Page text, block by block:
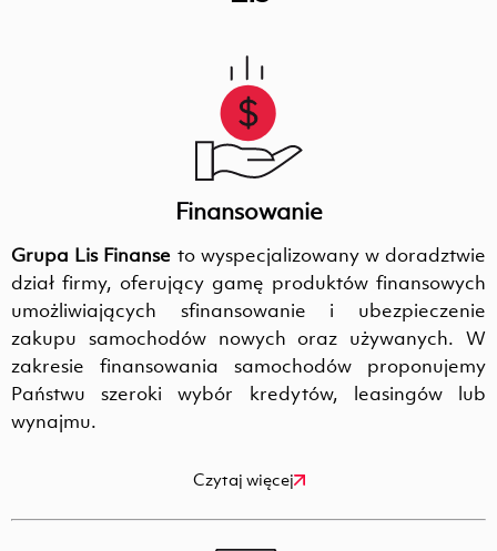
Finansowanie
Grupa Lis Finanse to wyspecjalizowany w doradztwie
dział firmy, oferujący gamę produktów finansowych
umożliwiających sfinansowanie i ubezpieczenie
zakupu samochodów nowych oraz używanych. W
zakresie finansowania samochodów proponujemy
Państwu szeroki wybór kredytów, leasingów lub
wynajmu.
Czytaj więcej